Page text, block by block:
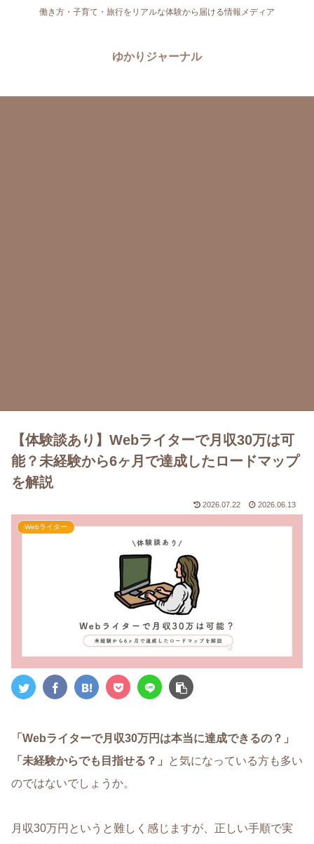
働き方・子育て・旅行をリアルな体験から届ける情報メディア
ゆかりジャーナル
【体験談あり】Webライターで月収30万は可
能？未経験から6ヶ月で達成したロードマップ
を解説
2026.07.22 2026.06.13
Webライター
「Webライターで月収30万円は本当に達成できるの？」
「未経験からでも目指せる？」
と気になっている方も多い
のではないでしょうか。
月収30万円というと難しく感じますが、正しい手順で実